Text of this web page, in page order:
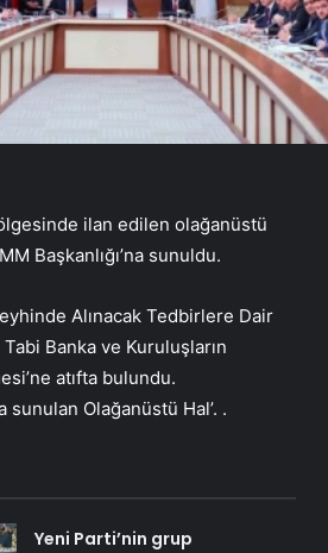
ilan edilen olağanüstü
Başkanlığı’na sunuldu.
Alınacak Tedbirlere Dair
Banka ve Kuruluşların
atıfta bulundu.
sunulan Olağanüstü Hal’. .
Yeni Parti’nin grup